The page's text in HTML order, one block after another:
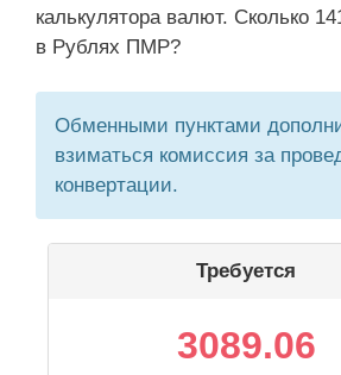
калькулятора валют. Сколько
в Рублях ПМР?
Обменными пунктами
взиматься комиссия за
конвертации.
Требуется
3089.06